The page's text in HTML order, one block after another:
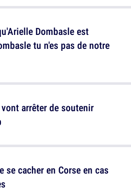
Dombasle est
tu n'es pas de notre
se cacher en Corse en cas
arrêter de soutenir